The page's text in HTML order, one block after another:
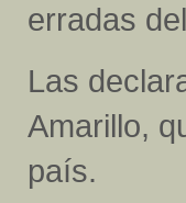
erradas
Las
Amarillo,
país.